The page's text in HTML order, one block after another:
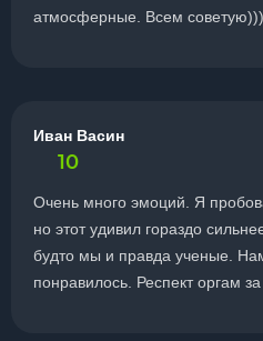
атмосферные. Всем советую)))
Иван Васин
10
Очень много эмоций. Я
но этот удивил гораздо
будто мы и правда ученые.
понравилось. Респект оргам